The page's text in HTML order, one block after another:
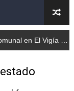
deportivos
en Mérida con
a emprendedores y productores